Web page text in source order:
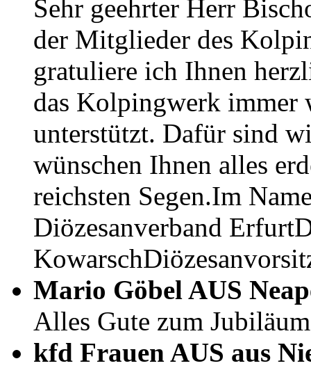
Sehr geehrter Herr
der Mitglieder des
gratuliere ich Ihnen
das Kolpingwerk immer
unterstützt. Dafür sind
wünschen Ihnen alles
reichsten Segen.Im
Diözesanverband
Mario Göbel AUS
Alles Gute zum
kfd Frauen AUS aus